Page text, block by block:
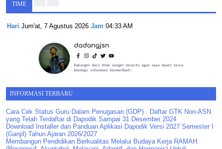
TIME
Hari Jum'at, 7 Agustus 2026 Jam 04:33 AM
INFORMASI TERBARU
Cara Cek Status Guru Dalam Penugasan (GDP) : Daftar GTK Non-ASN
yang Telah Terdaftar di Dapodik Sampai 31 Desember 2024
Download Installer dan Panduan Aplikasi Dapodik Versi 2027 Semester I
(Ganjil) Tahun Ajaran 2026/2027
Membangun Pendidikan Berkualitas Melalui Budaya Kerja RAMAH